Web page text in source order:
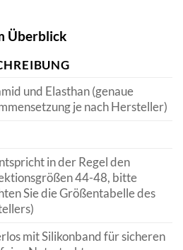
Überblick
und Elasthan (genaue
je nach Hersteller)
in der Regel den
44-48, bitte
Sie die Größentabelle des
mit Silikonband für sicheren